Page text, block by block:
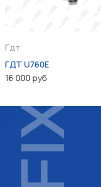
Гдт
ГДТ U760E
16 000 руб